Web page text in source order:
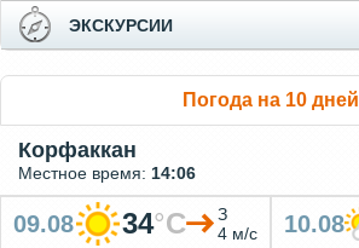
ЭКСКУРСИИ
Погода на 10 дней
Корфаккан
Местное время: 14:06
09.08 34°C
З
4 м/с
10.08